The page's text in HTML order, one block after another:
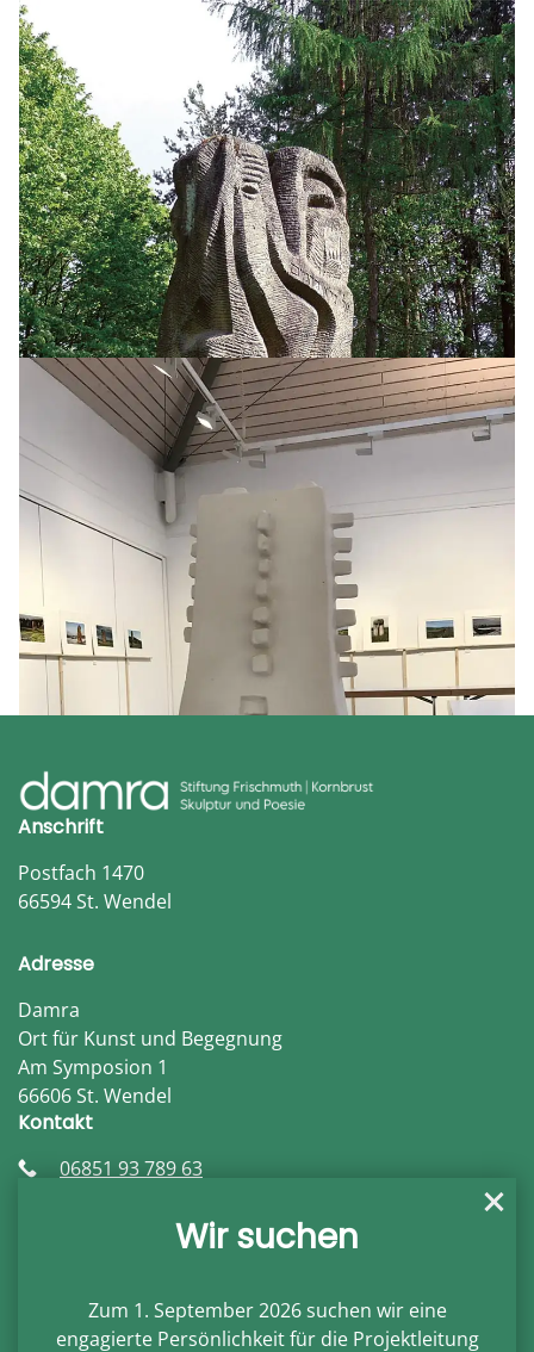
Wir suchen
Zum 1. September 2026 suchen wir eine
engagierte Persönlichkeit für die Projektleitung
Anschrift
Postfach 1470
66594 St. Wendel
Adresse
Damra
Ort für Kunst und Begegnung
Am Symposion 1
66606 St. Wendel
Kontakt
06851 93 789 63
Auf Anfrage